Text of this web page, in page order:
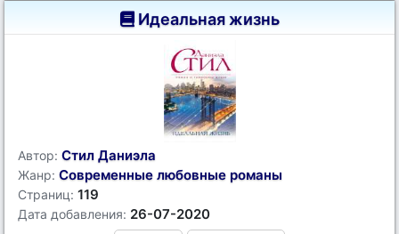
Идеальная жизнь
Автор: Стил Даниэла
Жанр: Современные любовные романы
Страниц: 119
Дата добавления: 26-07-2020